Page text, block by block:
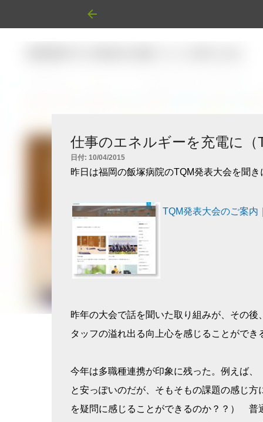
仕事のエネルギーを充電に（
日付: 10/04/2015
昨日は福岡の飯塚病院のTQM発表大会を聞
TQM発表大会のご案内
昨年の大会で話を聞いた取り組みが、その
タッフの溢れ出る向上心を感じることがで
今年は多職種連携が印象に残った。例えば
と安っぽいのだが、そもそもの課題の感じ
を疑問に感じることができるのか？？） 普